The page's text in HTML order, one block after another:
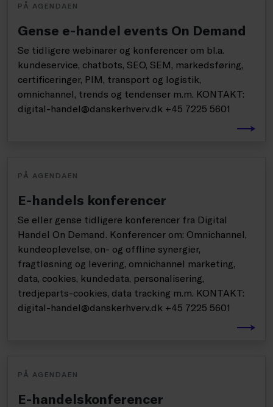
PÅ AGENDAEN
Gense e-handel events On Demand
Se tidligere webinarer og konferencer om bl.a.
kundeservice, chatbots, SEO, SEM, markedsføring,
certificeringer, PIM, transport og logistik,
omnichannel, trends og tendenser m.m. KONTAKT:
digital-handel@danskerhverv.dk +45 7225 5601
PÅ AGENDAEN
E-handels konferencer
Se eller gense tidligere konferencer fra Digital
Handel On Demand. Konferencer om: Omnichannel,
kundeoplevelse, on- og offline synergier,
fragtløsning og levering, omnichannel marketing,
data, cookies, kundedata, personalisering,
tredjeparts-cookies, data tracking m.m. KONTAKT:
digital-handel@danskerhverv.dk +45 7225 5601
PÅ AGENDAEN
E-handelskonferencer